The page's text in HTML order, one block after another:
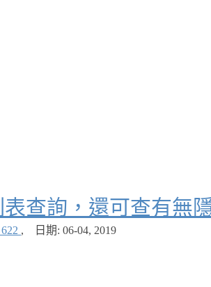
查詢，還可查有無
, 日期: 06-04, 2019